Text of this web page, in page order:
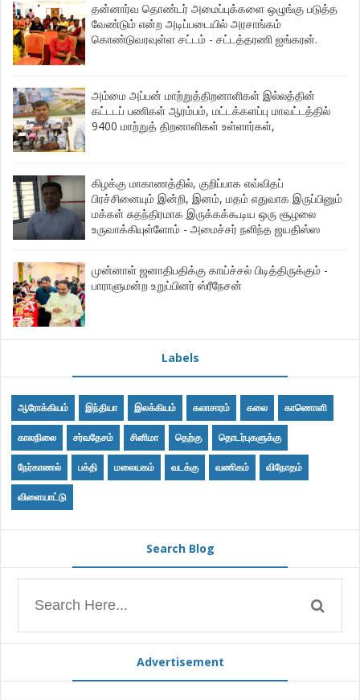
தன்னார்வ தொண்டர் அமைப்புக்களை ஒழுங்கு படுத்த
வேண்டும் என்ற அடிப்படையில் அரசாங்கம்
கொண்டுவரவுள்ள சட்டம் - சட்டத்தரணி ஐங்கரன்.
அம்மை அப்பன் மாற்றுத்திறனாளிகள் இல்லத்தின்
கட்டடப் பணிகள் ஆரம்பம், மட்டக்களப்பு மாவட்டத்தில்
9400 மாற்றுத் திறனாளிகள் உள்ளார்கள்,
கிழக்கு மாகாணத்தில், குறிப்பாக எவ்விதப்
பிரச்சினையும் இன்றி, இனம், மதம் எதுவாக இருப்பினும்
மக்கள் சுதந்திரமாக இருக்கக்கூடிய ஒரு சூழலை
உருவாக்கியுள்ளோம் - அமைச்சர் நளிந்த ஜயதிஸ்ஸ
முன்னாள் ஜனாதிபதிக்கு காய்ச்சல் பிடித்திருக்கும் -
பாராளுமன்ற உறுப்பினர் ஸ்ரீநேசன்
Labels
ஆரோக்கியம் இந்தியா இலக்கியம் கலாசாரம் கலை காணொளி
காலநிலை சர்வதேசம் சினிமா தெற்கு தொடர்புகளுக்கு
நேர்காணல் பக்தி மலையகம் வடக்கு வணிகம் விநோதம்
விளையாட்டு
Search Blog
Advertisement